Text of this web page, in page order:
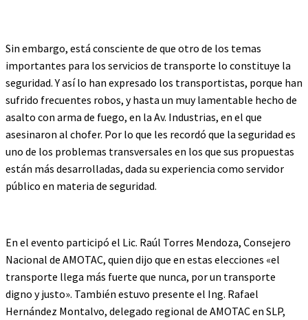
Sin embargo, está consciente de que otro de los temas
importantes para los servicios de transporte lo constituye la
seguridad. Y así lo han expresado los transportistas, porque han
sufrido frecuentes robos, y hasta un muy lamentable hecho de
asalto con arma de fuego, en la Av. Industrias, en el que
asesinaron al chofer. Por lo que les recordó que la seguridad es
uno de los problemas transversales en los que sus propuestas
están más desarrolladas, dada su experiencia como servidor
público en materia de seguridad.
En el evento participó el Lic. Raúl Torres Mendoza, Consejero
Nacional de AMOTAC, quien dijo que en estas elecciones «el
transporte llega más fuerte que nunca, por un transporte
digno y justo». También estuvo presente el Ing. Rafael
Hernández Montalvo, delegado regional de AMOTAC en SLP,